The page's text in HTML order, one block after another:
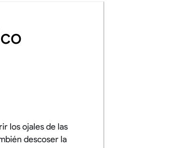
los ojales de las
descoser la